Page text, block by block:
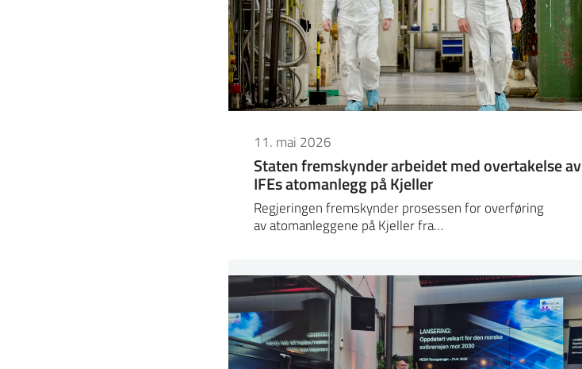
11. mai 2026
Staten fremskynder arbeidet med overtakelse av
IFEs atomanlegg på Kjeller
Regjeringen fremskynder prosessen for overføring
av atomanleggene på Kjeller fra…